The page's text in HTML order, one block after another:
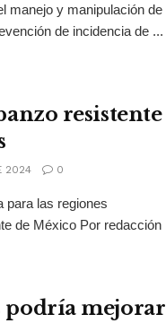
manejo y manipulación de
de incidencia de ...
resistente
2024 0
para las regiones
de México Por redacción
podría mejorar